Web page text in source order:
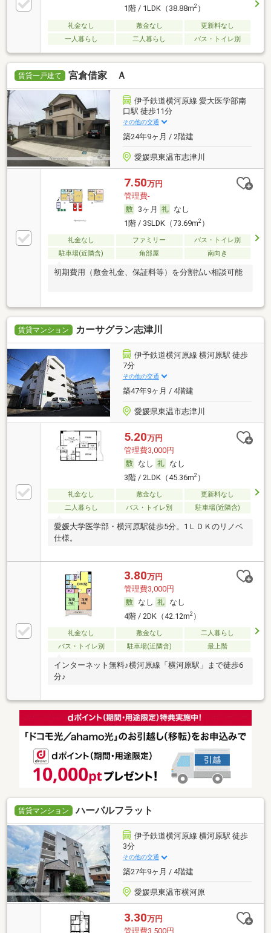
1階 / 1LDK（38.88m2）
礼金なし 敷金なし
更新料なし
一人暮らし
二人暮らし バス・トイレ別
賃貸一戸建て 宮倉借家 Ａ
伊予鉄道横河原線 愛大医学部南
口駅 徒歩11分
その他の交通
築24年9ヶ月 / 2階建
愛媛県東温市志津川
7.50万円
管理費-
3ヶ月
なし
1階 / 3SLDK（73.69m2）
礼金なし ファミリー
バス・トイレ別
駐車場(近隣含)
角部屋 南向き
初期費用（敷金礼金、保証料等）を分割払い相談可能
賃貸マンション カーサグラン志津川
伊予鉄道横河原線 横河原駅 徒歩
7分
その他の交通
築47年9ヶ月 / 4階建
愛媛県東温市志津川
5.20万円
管理費3,000円
なし
なし
3階 / 2LDK（45.36m2）
礼金なし 敷金なし
更新料なし
二人暮らし
バス・トイレ別 駐車場(近隣含)
愛媛大学医学部・横河原駅徒歩5分。1ＬＤＫのリノベ
仕様。
3.80万円
管理費3,000円
なし
なし
4階 / 2DK（42.12m2）
礼金なし 敷金なし
二人暮らし
バス・トイレ別
駐車場(近隣含) 最上階
インターネット無料♪横河原線「横河原駅」まで徒歩6
分♪
賃貸マンション ハーバルフラット
伊予鉄道横河原線 横河原駅 徒歩
3分
その他の交通
築27年9ヶ月 / 4階建
愛媛県東温市横河原
3.30万円
管理費3,500円